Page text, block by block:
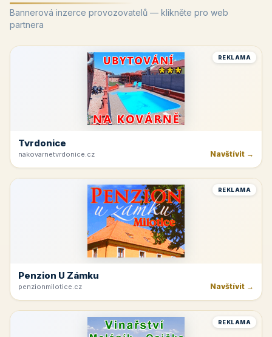
Bannerová inzerce provozovatelů — klikněte pro web
partnera
REKLAMA
Tvrdonice
nakovarnetvrdonice.cz Navštívit →
REKLAMA
Penzion U Zámku
penzionmilotice.cz Navštívit →
REKLAMA